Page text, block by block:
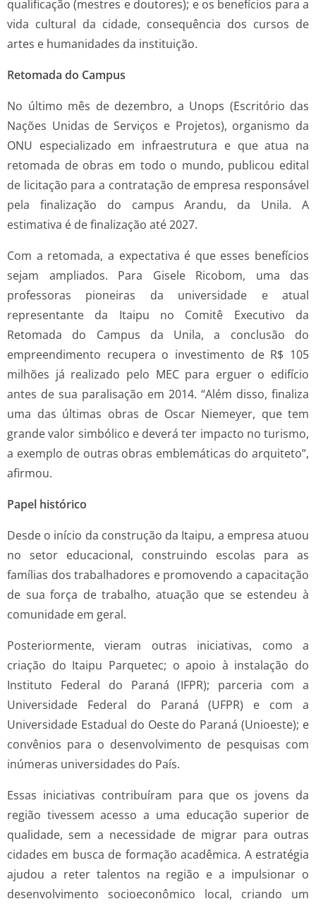
qualificação (mestres e doutores); e os benefícios para a
vida cultural da cidade, consequência dos cursos de
artes e humanidades da instituição.
Retomada do Campus
No último mês de dezembro, a Unops (Escritório das
Nações Unidas de Serviços e Projetos), organismo da
ONU especializado em infraestrutura e que atua na
retomada de obras em todo o mundo, publicou edital
de licitação para a contratação de empresa responsável
pela finalização do campus Arandu, da Unila. A
estimativa é de finalização até 2027.
Com a retomada, a expectativa é que esses benefícios
sejam ampliados. Para Gisele Ricobom, uma das
professoras pioneiras da universidade e atual
representante da Itaipu no Comitê Executivo da
Retomada do Campus da Unila, a conclusão do
empreendimento recupera o investimento de R$ 105
milhões já realizado pelo MEC para erguer o edifício
antes de sua paralisação em 2014. “Além disso, finaliza
uma das últimas obras de Oscar Niemeyer, que tem
grande valor simbólico e deverá ter impacto no turismo,
a exemplo de outras obras emblemáticas do arquiteto”,
afirmou.
Papel histórico
Desde o início da construção da Itaipu, a empresa atuou
no setor educacional, construindo escolas para as
famílias dos trabalhadores e promovendo a capacitação
de sua força de trabalho, atuação que se estendeu à
comunidade em geral.
Posteriormente, vieram outras iniciativas, como a
criação do Itaipu Parquetec; o apoio à instalação do
Instituto Federal do Paraná (IFPR); parceria com a
Universidade Federal do Paraná (UFPR) e com a
Universidade Estadual do Oeste do Paraná (Unioeste); e
convênios para o desenvolvimento de pesquisas com
inúmeras universidades do País.
Essas iniciativas contribuíram para que os jovens da
região tivessem acesso a uma educação superior de
qualidade, sem a necessidade de migrar para outras
cidades em busca de formação acadêmica. A estratégia
ajudou a reter talentos na região e a impulsionar o
desenvolvimento socioeconômico local, criando um